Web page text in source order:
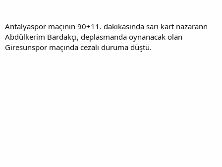
Antalyaspor maçının 90+11. dakikasında sarı kart nazarann
Abdülkerim Bardakçı, deplasmanda oynanacak olan
Giresunspor maçında cezalı duruma düştü.